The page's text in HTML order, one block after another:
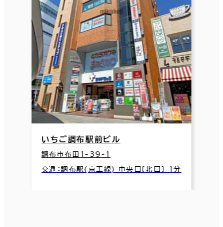
いちご調布駅前ビル
調布市布田1-39-1
交通：調布駅(京王線) 中央口〔北口〕 1分